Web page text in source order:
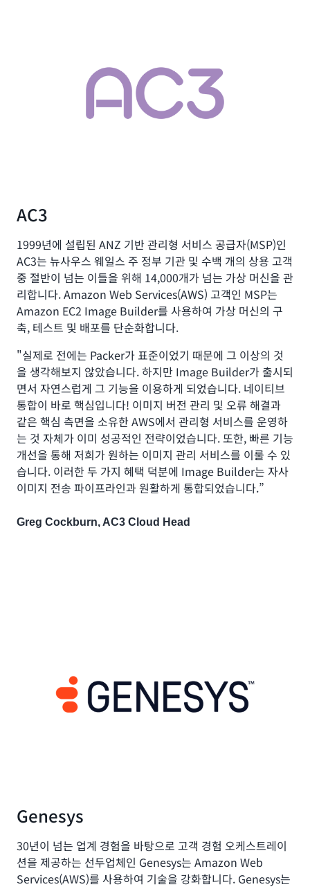
요소를 쉽게 검색, 구독 및 통합하여 조직의 요구 사항을
충족하는 골든 이미지를 생성할 수 있습니다. AWS
Marketplace에서 확인된 판매자가 제공하는 다양한 구
AC3
1999년에 설립된 ANZ 기반 관리형 서비스 공급자(MSP)인
AC3는 뉴사우스 웨일스 주 정부 기관 및 수백 개의 상용 고객
중 절반이 넘는 이들을 위해 14,000개가 넘는 가상 머신을 관
리합니다. Amazon Web Services(AWS) 고객인 MSP는
Amazon EC2 Image Builder를 사용하여 가상 머신의 구
축, 테스트 및 배포를 단순화합니다.
"실제로 전에는 Packer가 표준이었기 때문에 그 이상의 것
을 생각해보지 않았습니다. 하지만 Image Builder가 출시되
면서 자연스럽게 그 기능을 이용하게 되었습니다. 네이티브
통합이 바로 핵심입니다! 이미지 버전 관리 및 오류 해결과
같은 핵심 측면을 소유한 AWS에서 관리형 서비스를 운영하
는 것 자체가 이미 성공적인 전략이었습니다. 또한, 빠른 기능
개선을 통해 저희가 원하는 이미지 관리 서비스를 이룰 수 있
습니다. 이러한 두 가지 혜택 덕분에 Image Builder는 자사
이미지 전송 파이프라인과 원활하게 통합되었습니다.”
Greg Cockburn, AC3 Cloud Head
Genesys
30년이 넘는 업계 경험을 바탕으로 고객 경험 오케스트레이
션을 제공하는 선두업체인 Genesys는 Amazon Web
Services(AWS)를 사용하여 기술을 강화합니다. Genesys는